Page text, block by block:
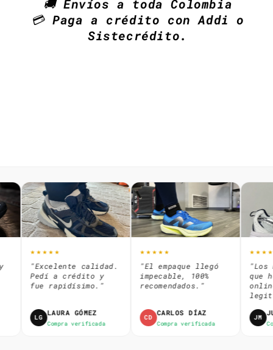
🚚 Envíos a toda Colombia
💳Paga a crédito con Addi o
Sistecrédito.
★★★★★
"Excelente calidad.
Pedí a crédito y
fue rapidísimo."
LG
LAURA GÓMEZ
Compra verificada
★★★★★
"El empaque llegó
impecable, 100%
recomendados."
CD
CARLOS DÍAZ
Compra verificada
★★★★★
"Los
que
JM